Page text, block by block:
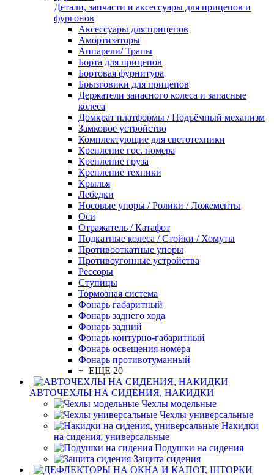
Детали, запчасти и аксессуары для прицепов и
фургонов
Аксессуары для прицепов
Амортизаторы
Аппарели/ Трапы
Борта для прицепов
Бортовая фурнитура
Брызговики для прицепов
Держатели запасного колеса и запасные
колеса
Домкрат платформы / Подъёмный механизм
Замковое устройство
Комплектующие для светотехники
Крепление гос. номера
Крепление груза
Крепление техники
Крылья
Лебедки
Носовые упоры / Ролики / Ложементы
Оси
Отражатель / Катафот
Подкатные колеса / Стойки / Хомуты
Противооткатные упоры
Противоугонные устройства
Рессоры
Ступицы
Тормозная система
Фонарь габаритный
Фонарь заднего хода
Фонарь задний
Фонарь контурно-габаритный
Фонарь освещения номера
Фонарь противотуманный
+ ЕЩЕ 20
АВТОЧЕХЛЫ НА СИДЕНИЯ, НАКИДКИ
Чехлы модельные
Чехлы универсальные
Накидки
на сидения, универсальные
Подушки на сидения
Защита сидения